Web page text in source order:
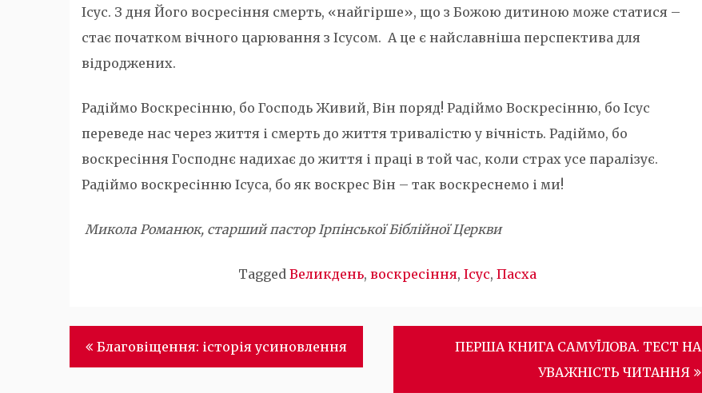
Ісус. З дня Його восресіння смерть, «найгірше», що з Божою дитиною може статися –
стає початком вічного царювання з Ісусом. А це є найславніша перспектива для
відроджених.
Радіймо Воскресінню, бо Господь Живий, Він поряд! Радіймо Воскресінню, бо Ісус
переведе нас через життя і смерть до життя тривалістю у вічність. Радіймо, бо
воскресіння Господнє надихає до життя і праці в той час, коли страх усе паралізує.
Радіймо воскресінню Ісуса, бо як воскрес Він – так воскреснемо і ми!
Микола Романюк, старший пастор Ірпінської Біблійної Церкви
Tagged Великдень, воскресіння, Ісус, Пасха
Навігація
записів
Благовіщення: історія усиновлення
ПЕРША КНИГА САМУЇЛОВА. ТЕСТ НА
УВАЖНІСТЬ ЧИТАННЯ